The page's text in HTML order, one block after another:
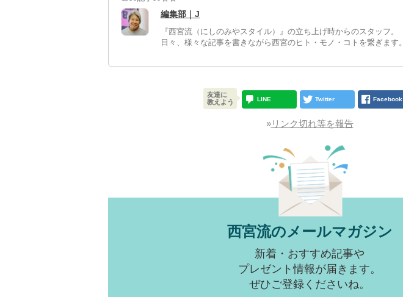
編集部｜J
『西宮流（にしのみやスタイル）』の立ち上げ時からのスタッフ。
日々、様々な記事を書きながら西宮のヒト・モノ・コトを繋ぎます。
友達に
教えよう
LINE Twitter Facebook
»リンク切れ等を報告
西宮流のメールマガジン
新着・おすすめ記事や
プレゼント情報が届きます。
ぜひご登録くださいね。